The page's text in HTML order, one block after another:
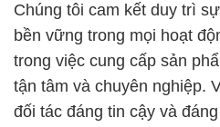
Chúng tôi cam kết duy trì
bền vững trong mọi hoạt
trong việc cung cấp sản
tận tâm và chuyên nghiệp.
đối tác đáng tin cậy và